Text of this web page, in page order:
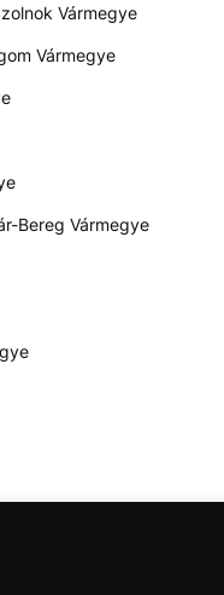
Vármegye
Vármegye
Bereg Vármegye